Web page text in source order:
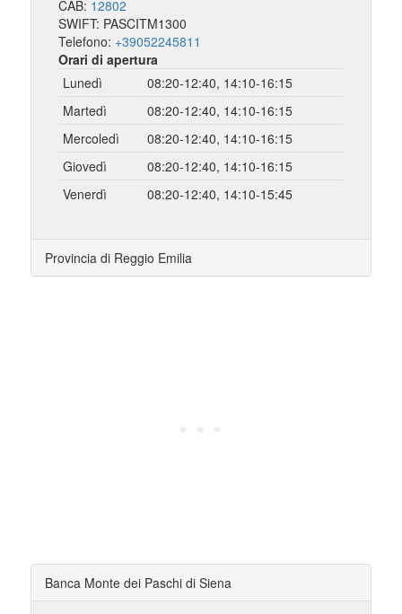
CAB: 12802
SWIFT: PASCITM1300
Telefono: +39052245811
Orari di apertura
Lunedì
08:20-12:40, 14:10-16:15
Martedì
08:20-12:40, 14:10-16:15
Mercoledì
08:20-12:40, 14:10-16:15
Giovedì
08:20-12:40, 14:10-16:15
Venerdì
08:20-12:40, 14:10-15:45
Provincia di Reggio Emilia
Banca Monte dei Paschi di Siena